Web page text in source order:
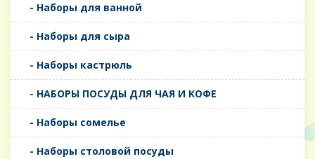
- Наборы для ванной
- Наборы для сыра
- Наборы кастрюль
- НАБОРЫ ПОСУДЫ ДЛЯ ЧАЯ И КОФЕ
- Наборы сомелье
- Наборы столовой посуды